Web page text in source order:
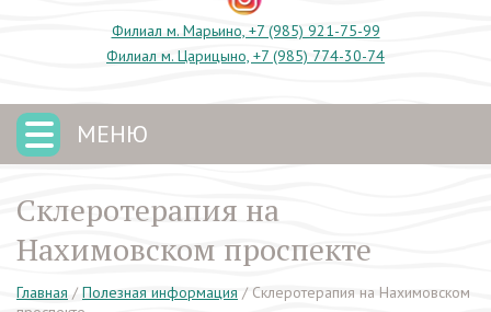
Филиал м. Марьино, +7 (985) 921-75-99
Филиал м. Царицыно, +7 (985) 774-30-74
МЕНЮ
Склеротерапия на
Нахимовском проспекте
Главная / Полезная информация / Склеротерапия на Нахимовском